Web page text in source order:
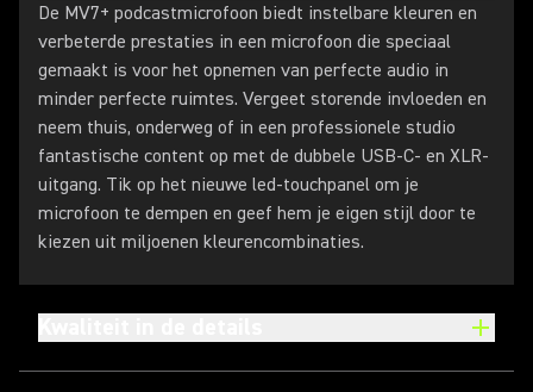
De MV7+ podcastmicrofoon biedt instelbare kleuren en
verbeterde prestaties in een microfoon die speciaal
gemaakt is voor het opnemen van perfecte audio in
minder perfecte ruimtes. Vergeet storende invloeden en
neem thuis, onderweg of in een professionele studio
fantastische content op met de dubbele USB-C- en XLR-
uitgang. Tik op het nieuwe led-touchpanel om je
microfoon te dempen en geef hem je eigen stijl door te
kiezen uit miljoenen kleurencombinaties.